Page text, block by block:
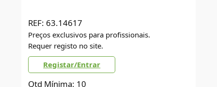
REF: 63.14617
Preços exclusivos para profissionais.
Requer registo no site.
Registar/Entrar
Qtd Mínima: 10